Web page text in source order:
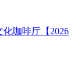
化咖啡厅【2026